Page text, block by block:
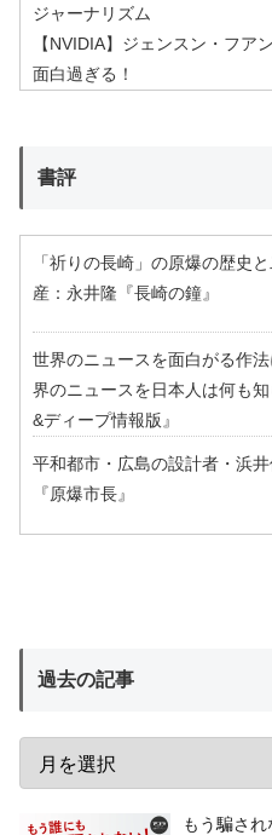
ジャーナリズム
【NVIDIA】ジェンスン・フア
面白過ぎる！
書評
「祈りの長崎」の原爆の歴史
産：永井隆『長崎の鐘』
世界のニュースを面白がる作
界のニュースを日本人は何も
&ディープ情報版』
平和都市・広島の設計者・浜
『原爆市長』
過去の記事
もう騙さ